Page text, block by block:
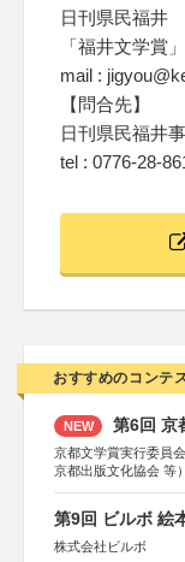
日刊県民福井
「福井文学賞
mail :
【問合先】
日刊県民福井
tel : 0776-28-
おすすめのコンテ
NEW 第6回 京
京都文学賞実行委員
京都出版文化協会 等）
KADOKAWA、河出
集英社、小学館、祥
マ社、徳間書店、早
第9回 ビルボ 絵
株式会社ビルボ